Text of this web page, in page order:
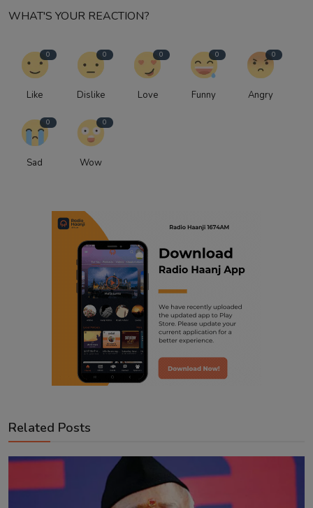
WHAT'S YOUR REACTION?
0
Like
0
Dislike
0
Love
0
Funny
0
Angry
0
Sad
0
Wow
Related Posts